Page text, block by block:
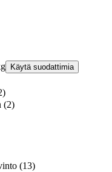
Käytä suodattimia
(2)
(13)